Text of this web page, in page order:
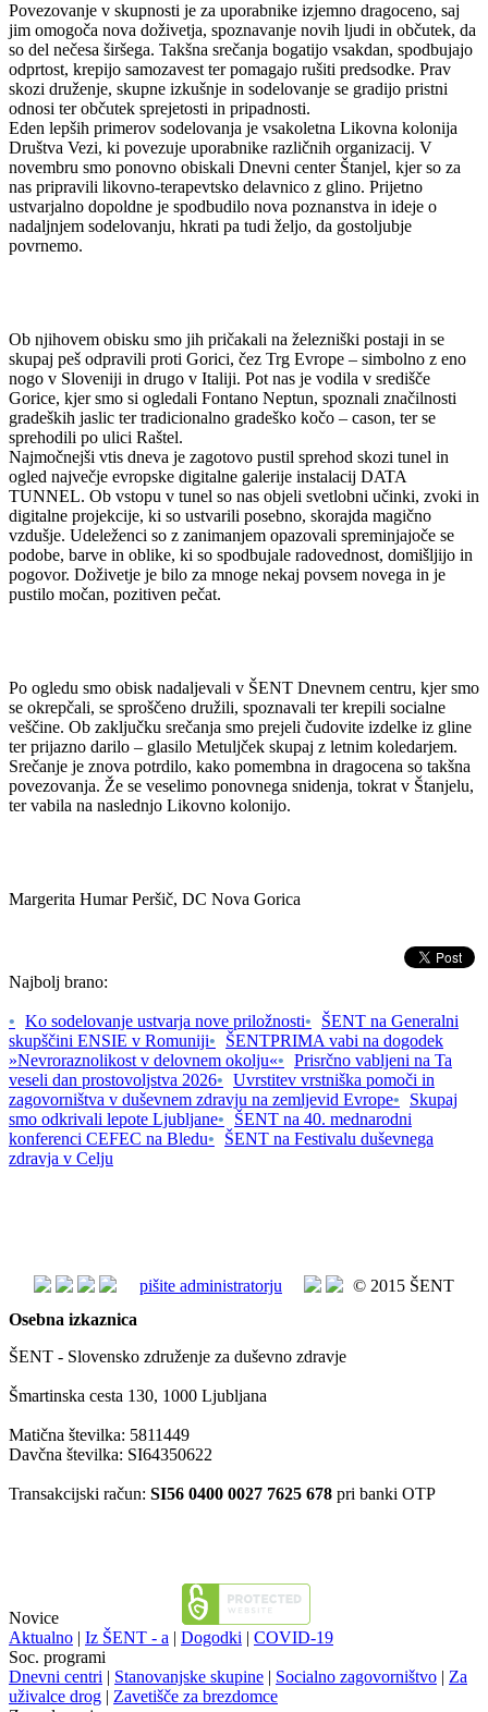
Povezovanje v skupnosti je za uporabnike izjemno dragoceno, saj
jim omogoča nova doživetja, spoznavanje novih ljudi in občutek, da
so del nečesa širšega. Takšna srečanja bogatijo vsakdan, spodbujajo
odprtost, krepijo samozavest ter pomagajo rušiti predsodke. Prav
skozi druženje, skupne izkušnje in sodelovanje se gradijo pristni
odnosi ter občutek sprejetosti in pripadnosti.
Eden lepših primerov sodelovanja je vsakoletna Likovna kolonija
Društva Vezi, ki povezuje uporabnike različnih organizacij. V
novembru smo ponovno obiskali Dnevni center Štanjel, kjer so za
nas pripravili likovno-terapevtsko delavnico z glino. Prijetno
ustvarjalno dopoldne je spodbudilo nova poznanstva in ideje o
nadaljnjem sodelovanju, hkrati pa tudi željo, da gostoljubje
povrnemo.
Ob njihovem obisku smo jih pričakali na železniški postaji in se
skupaj peš odpravili proti Gorici, čez Trg Evrope – simbolno z eno
nogo v Sloveniji in drugo v Italiji. Pot nas je vodila v središče
Gorice, kjer smo si ogledali Fontano Neptun, spoznali značilnosti
gradeških jaslic ter tradicionalno gradeško kočo – cason, ter se
sprehodili po ulici Raštel.
Najmočnejši vtis dneva je zagotovo pustil sprehod skozi tunel in
ogled največje evropske digitalne galerije instalacij DATA
TUNNEL. Ob vstopu v tunel so nas objeli svetlobni učinki, zvoki in
digitalne projekcije, ki so ustvarili posebno, skorajda magično
vzdušje. Udeleženci so z zanimanjem opazovali spreminjajoče se
podobe, barve in oblike, ki so spodbujale radovednost, domišljijo in
pogovor. Doživetje je bilo za mnoge nekaj povsem novega in je
pustilo močan, pozitiven pečat.
Po ogledu smo obisk nadaljevali v ŠENT Dnevnem centru, kjer smo
se okrepčali, se sproščeno družili, spoznavali ter krepili socialne
veščine. Ob zaključku srečanja smo prejeli čudovite izdelke iz gline
ter prijazno darilo – glasilo Metuljček skupaj z letnim koledarjem.
Srečanje je znova potrdilo, kako pomembna in dragocena so takšna
povezovanja. Že se veselimo ponovnega snidenja, tokrat v Štanjelu,
ter vabila na naslednjo Likovno kolonijo.
Margerita Humar Peršič, DC Nova Gorica
Najbolj brano:
• Ko sodelovanje ustvarja nove priložnosti•
ŠENT na Generalni
skupščini ENSIE v Romuniji•
ŠENTPRIMA vabi na dogodek
»Nevroraznolikost v delovnem okolju«• Prisrčno vabljeni na Ta
veseli dan prostovoljstva 2026• Uvrstitev vrstniška pomoči in
zagovorništva v duševnem zdravju na zemljevid Evrope•
Skupaj
smo odkrivali lepote Ljubljane•
ŠENT na 40. mednarodni
konferenci CEFEC na Bledu•
ŠENT na Festivalu duševnega
zdravja v Celju
pišite administratorju
© 2015 ŠENT
Osebna izkaznica
ŠENT - Slovensko združenje za duševno zdravje
Šmartinska cesta 130, 1000 Ljubljana
Matična številka: 5811449
Davčna številka: SI64350622
Transakcijski račun: SI56 0400 0027 7625 678 pri banki OTP
Novice
Aktualno | Iz ŠENT - a | Dogodki | COVID-19
Soc. programi
Dnevni centri | Stanovanjske skupine | Socialno zagovorništvo | Za
uživalce drog | Zavetišče za brezdomce